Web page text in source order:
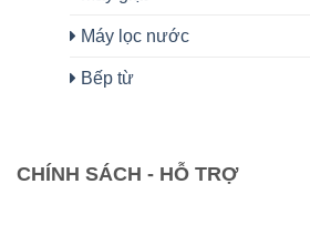
Máy lọc nước
Bếp từ
CHÍNH SÁCH - HỖ TRỢ